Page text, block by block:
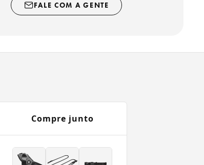
FALE COM A GENTE
Compre junto